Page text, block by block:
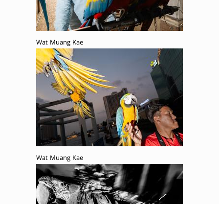
Wat Muang Kae
Wat Muang Kae